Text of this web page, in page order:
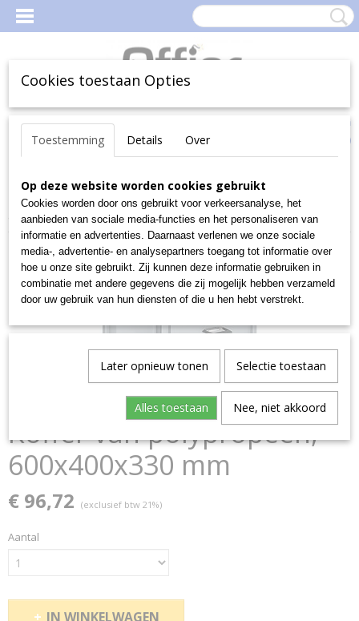
Inloggen Registreren
Uw Winkelwagen
(0)
Home >Magazijn>MagazijnBakken en -Boxen>
Magazijnbakken>Euro-fix-bakken>Deksels, verzegelen,
afsluiten>Koffer van polypropeen, 600x400x330 mm
Koffer van polypropeen,
600x400x330 mm
€ 96,72 (exclusief btw 21%)
Aantal
IN WINKELWAGEN
Cookies toestaan Opties
Toestemming Details Over
Op deze website worden cookies gebruikt
Cookies worden door ons gebruikt voor verkeersanalyse, het
aanbieden van sociale media-functies en het personaliseren van
informatie en advertenties. Daarnaast verlenen we onze sociale
media-, advertentie- en analysepartners toegang tot informatie over
hoe u onze site gebruikt. Zij kunnen deze informatie gebruiken in
combinatie met andere gegevens die zij mogelijk hebben verzameld
door uw gebruik van hun diensten of die u hen hebt verstrekt.
Later opnieuw tonen Selectie toestaan
Alles toestaan Nee, niet akkoord